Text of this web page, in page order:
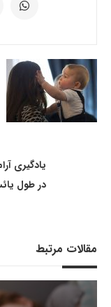
یادگیری
در طول
مقالات مرتبط